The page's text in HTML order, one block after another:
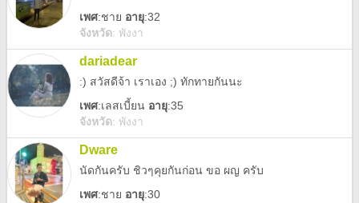
เพศ:ชาย อายุ:32
จังหวัด: พังงา
dariadear
:) สวัสดีจ้า เราเอง ;) ทักทายกันนะ
เพศ:เลสเบี้ยน อายุ:35
จังหวัด: พังงา
Dware
นัดกันครับ ชิวๆคุยกันก่อน ขอ ผญ ครับ
เพศ:ชาย อายุ:30